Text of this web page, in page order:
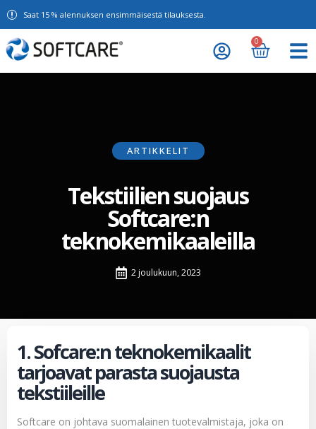
Saat 15 % alennuksen ensimmäisestä tilauksesta.
0
ARTIKKELIT
Tekstiilien suojaus
Softcare:n
teknokemikaaleilla
2 joulukuun, 2023
1. Sofcare:n teknokemikaalit
tarjoavat parasta suojausta
tekstiileille
Softcare on johtava suomalainen tuotevalmistaja, joka on